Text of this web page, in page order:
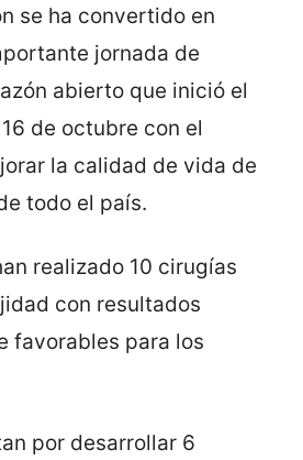
se ha convertido en
jornada de
abierto que inició el
de octubre con el
la calidad de vida de
todo el país.
realizado 10 cirugías
con resultados
favorables para los
por desarrollar 6